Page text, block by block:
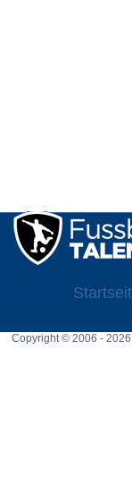
Copyright © 2006 -